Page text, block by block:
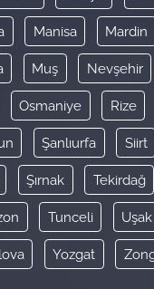
Manisa Mardin
Muş Nevşehir
Osmaniye Rize
Şanlıurfa Siirt
Şırnak Tekirdağ
Tunceli Uşak
Yozgat